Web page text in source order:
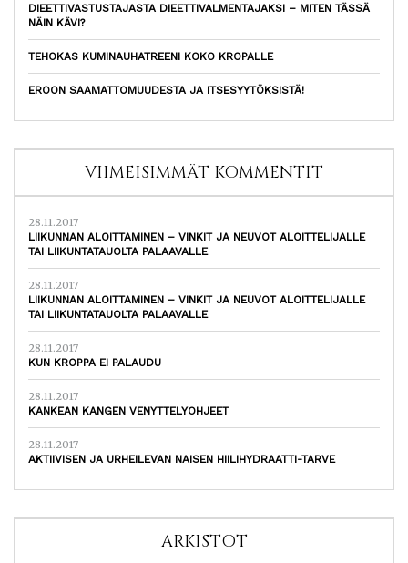
DIEETTIVASTUSTAJASTA DIEETTIVALMENTAJAKSI – MITEN TÄSSÄ
NÄIN KÄVI?
TEHOKAS KUMINAUHATREENI KOKO KROPALLE
EROON SAAMATTOMUUDESTA JA ITSESYYTÖKSISTÄ!
VIIMEISIMMÄT KOMMENTIT
28.11.2017
LIIKUNNAN ALOITTAMINEN – VINKIT JA NEUVOT ALOITTELIJALLE
TAI LIIKUNTATAUOLTA PALAAVALLE
28.11.2017
LIIKUNNAN ALOITTAMINEN – VINKIT JA NEUVOT ALOITTELIJALLE
TAI LIIKUNTATAUOLTA PALAAVALLE
28.11.2017
KUN KROPPA EI PALAUDU
28.11.2017
KANKEAN KANGEN VENYTTELYOHJEET
28.11.2017
AKTIIVISEN JA URHEILEVAN NAISEN HIILIHYDRAATTI-TARVE
ARKISTOT